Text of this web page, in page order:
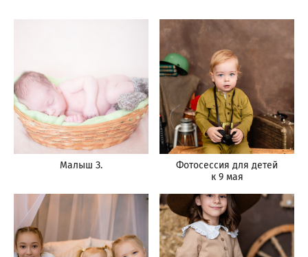
Малыш З.
Фотосессия для детей
к 9 мая